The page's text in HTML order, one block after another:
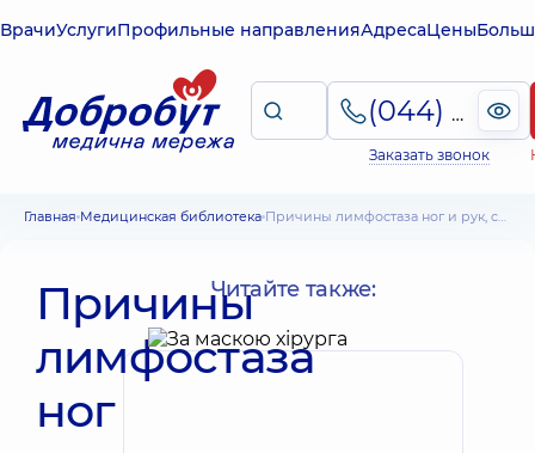
ВрачиУслугиПрофильные направленияАдресаЦены
(044) 495-2-888
Заказать звонок
Главная Медицинская библиотека Причины лимфостаза ног и рук, симптомы, лечение, профилактика, риски
Причины
лимфостаза
ног
Читайте также: